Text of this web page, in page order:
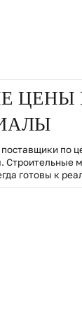
ЦЕНЫ
по
Строительные
готовы к